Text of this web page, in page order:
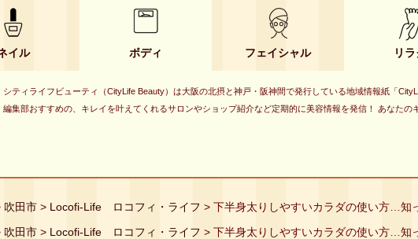
イル ボディ フェイシャル リラ
シティライフビューティ（CityLife Beauty）は大阪の北摂と神戸・阪神間で発行している地域情報紙「
編集部おすすめの、キレイを叶えてくれるサロンやショップ紹介など定期的に美容情報を発信！ あなたの
吹田市 > Locofi-Life ロコフィ・ライフ > 下半身太りしやすいカラダの使い方…知
吹田市 > Locofi-Life ロコフィ・ライフ > 下半身太りしやすいカラダの使い方…知